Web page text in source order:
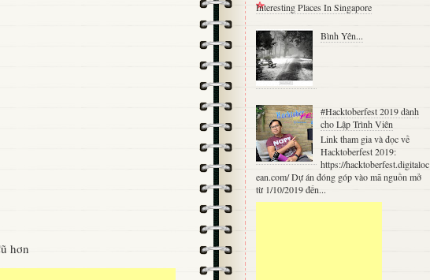
hơn
Interesting Places In Singapore
Bình Yên...
#Hacktoberfest 2019 dành
cho Lập Trình Viên
Link tham gia và đọc về
Hacktoberfest 2019:
https://hacktoberfest.digitaloc
ean.com/ Dự án đóng góp vào mã nguồn mở
từ 1/10/2019 đến...